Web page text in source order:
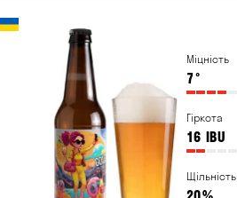
Міцність
7°
Гіркота
16 IBU
Щільність